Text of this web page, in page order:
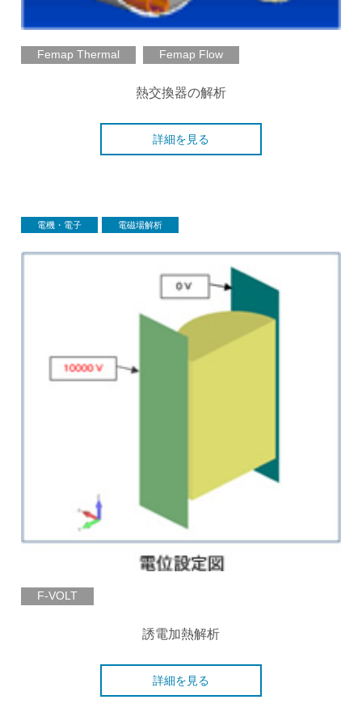
Femap Thermal Femap Flow
熱交換器の解析
詳細を見る
電機・電子 電磁場解析
F-VOLT
誘電加熱解析
詳細を見る